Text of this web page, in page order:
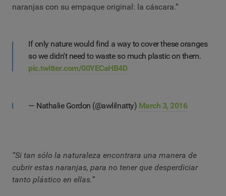
naranjas con su empaque original: la cáscara.”
If only nature would find a way to cover these oranges
so we didn't need to waste so much plastic on them.
pic.twitter.com/00YECaHB4D
— Nathalie Gordon (@awlilnatty) March 3, 2016
“Si tan sólo la naturaleza encontrara una manera de
cubrir estas naranjas, para no tener que desperdiciar
tanto plástico en ellas.”